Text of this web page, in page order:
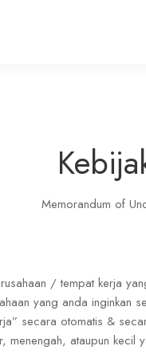
Memorandum of
/ tempat kerja
yang anda inginkan
secara otomatis &
menengah, ataupun